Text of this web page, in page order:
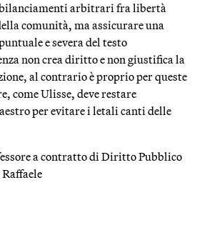
arbitrari fra libertà
comunità, ma assicurare una
e severa del testo
non crea diritto e non giustifica la
al contrario è proprio per queste
come Ulisse, deve restare
per evitare i letali canti delle
a contratto di Diritto Pubblico